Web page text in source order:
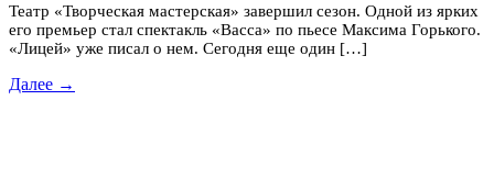
Театр «Творческая мастерская» завершил сезон. Одной из ярких
его премьер стал спектакль «Васса» по пьесе Максима Горького.
«Лицей» уже писал о нем. Сегодня еще один […]
Далее →